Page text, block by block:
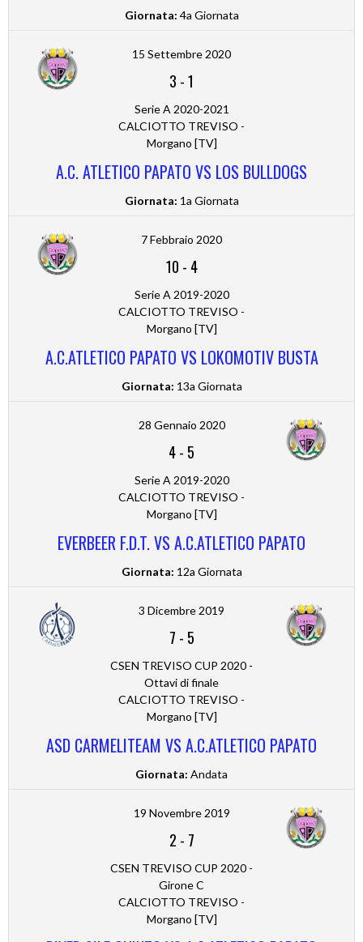
Giornata: 4a Giornata
15 Settembre 2020
3 -1
Serie A 2020-2021
CALCIOTTO TREVISO -
Morgano [TV]
A.C. ATLETICO PAPATO VS LOS BULLDOGS
Giornata: 1a Giornata
7 Febbraio 2020
10 - 4
Serie A 2019-2020
CALCIOTTO TREVISO -
Morgano [TV]
A.C.ATLETICO PAPATO VS LOKOMOTIV BUSTA
Giornata: 13a Giornata
28 Gennaio 2020
4- 5
Serie A 2019-2020
CALCIOTTO TREVISO -
Morgano [TV]
EVERBEER F.D.T. VS A.C.ATLETICO PAPATO
Giornata: 12a Giornata
3 Dicembre 2019
7 - 5
CSEN TREVISO CUP 2020 -
Ottavi di finale
CALCIOTTO TREVISO -
Morgano [TV]
ASD CARMELITEAM VS A.C.ATLETICO PAPATO
Giornata: Andata
19 Novembre 2019
2 - 7
CSEN TREVISO CUP 2020 -
Girone C
CALCIOTTO TREVISO -
Morgano [TV]